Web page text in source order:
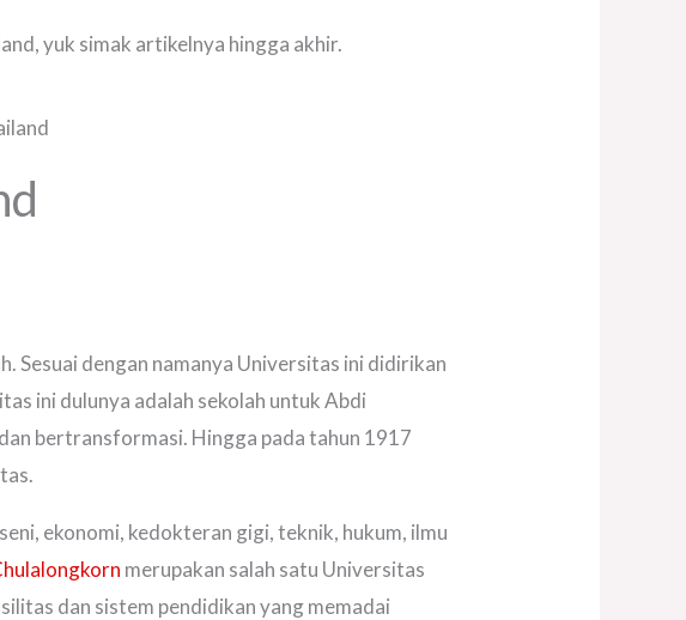
yuk simak artikelnya hingga akhir.
Sesuai dengan namanya Universitas ini didirikan
ini dulunya adalah sekolah untuk Abdi
bertransformasi. Hingga pada tahun 1917
ekonomi, kedokteran gigi, teknik, hukum, ilmu
merupakan salah satu Universitas
dan sistem pendidikan yang memadai